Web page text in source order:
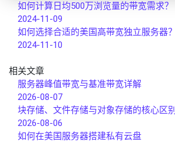
如何计算日均500万浏览量的带宽需求？
2024-11-09
如何选择合适的美国高带宽独立服务器？
2024-11-10
相关文章
服务器峰值带宽与基准带宽详解
2026-08-07
块存储、文件存储与对象存储的核心区别
2026-08-06
如何在美国服务器搭建私有云盘